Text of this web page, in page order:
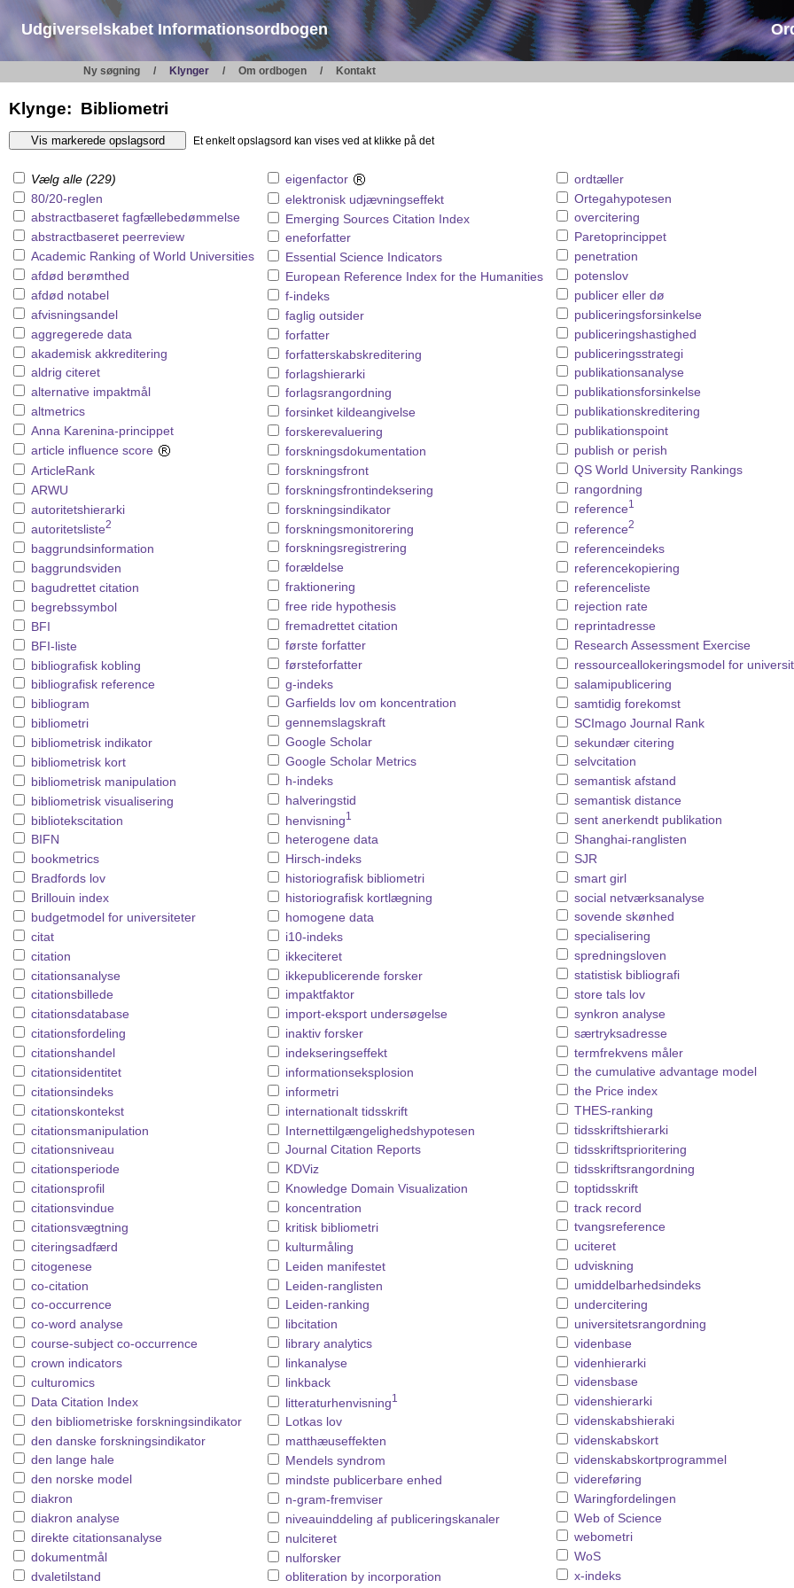
Udgiverselskabet Informationsordbogen
Ny søgning Klynger Om ordbogen Kontakt
Klynge: Bibliometri
Et enkelt opslagsord kan vises ved at klikke på det
Vælg alle (229)
80/20-reglen
abstractbaseret fagfællebedømmelse
abstractbaseret peerreview
Academic Ranking of World Universities
afdød berømthed
afdød notabel
afvisningsandel
aggregerede data
akademisk akkreditering
aldrig citeret
alternative impaktmål
altmetrics
Anna Karenina-princippet
article influence score
ArticleRank
ARWU
autoritetshierarki
autoritetsliste2
baggrundsinformation
baggrundsviden
bagudrettet citation
begrebssymbol
BFI
BFI-liste
bibliografisk kobling
bibliografisk reference
bibliogram
bibliometri
bibliometrisk indikator
bibliometrisk kort
bibliometrisk manipulation
bibliometrisk visualisering
bibliotekscitation
BIFN
bookmetrics
Bradfords lov
Brillouin index
budgetmodel for universiteter
citat
citation
citationsanalyse
citationsbillede
citationsdatabase
citationsfordeling
citationshandel
citationsidentitet
citationsindeks
citationskontekst
citationsmanipulation
citationsniveau
citationsperiode
citationsprofil
citationsvindue
citationsvægtning
citeringsadfærd
citogenese
co-citation
co-occurrence
co-word analyse
course-subject co-occurrence
crown indicators
culturomics
Data Citation Index
den bibliometriske forskningsindikator
den danske forskningsindikator
den lange hale
den norske model
diakron
diakron analyse
direkte citationsanalyse
dokumentmål
dvaletilstand
eigenfactor
elektronisk udjævningseffekt
Emerging Sources Citation Index
eneforfatter
Essential Science Indicators
European Reference Index for the Humanities
f-indeks
faglig outsider
forfatter
forfatterskabskreditering
forlagshierarki
forlagsrangordning
forsinket kildeangivelse
forskerevaluering
forskningsdokumentation
forskningsfront
forskningsfrontindeksering
forskningsindikator
forskningsmonitorering
forskningsregistrering
forældelse
fraktionering
free ride hypothesis
fremadrettet citation
første forfatter
førsteforfatter
g-indeks
Garfields lov om koncentration
gennemslagskraft
Google Scholar
Google Scholar Metrics
h-indeks
halveringstid
henvisning1
heterogene data
Hirsch-indeks
historiografisk bibliometri
historiografisk kortlægning
homogene data
i10-indeks
ikkeciteret
ikkepublicerende forsker
impaktfaktor
import-eksport undersøgelse
inaktiv forsker
indekseringseffekt
informationseksplosion
informetri
internationalt tidsskrift
Internettilgængelighedshypotesen
Journal Citation Reports
KDViz
Knowledge Domain Visualization
koncentration
kritisk bibliometri
kulturmåling
Leiden manifestet
Leiden-ranglisten
Leiden-ranking
libcitation
library analytics
linkanalyse
linkback
litteraturhenvisning1
Lotkas lov
matthæuseffekten
Mendels syndrom
mindste publicerbare enhed
n-gram-fremviser
niveauinddeling af publiceringskanaler
nulciteret
nulforsker
obliteration by incorporation
ordtæller
Ortegahypotesen
overcitering
Paretoprincippet
penetration
potenslov
publicer eller dø
publiceringsforsinkelse
publiceringshastighed
publiceringsstrategi
publikationsanalyse
publikationsforsinkelse
publikationskreditering
publikationspoint
publish or perish
QS World University Rankings
rangordning
reference1
reference2
referenceindeks
referencekopiering
referenceliste
rejection rate
reprintadresse
Research Assessment Exercise
ressourceallokeringsmodel for
salamipublicering
samtidig forekomst
SCImago Journal Rank
sekundær citering
selvcitation
semantisk afstand
semantisk distance
sent anerkendt publikation
Shanghai-ranglisten
SJR
smart girl
social netværksanalyse
sovende skønhed
specialisering
spredningsloven
statistisk bibliografi
store tals lov
synkron analyse
særtryksadresse
termfrekvens måler
the cumulative advantage model
the Price index
THES-ranking
tidsskriftshierarki
tidsskriftsprioritering
tidsskriftsrangordning
toptidsskrift
track record
tvangsreference
uciteret
udviskning
umiddelbarhedsindeks
undercitering
universitetsrangordning
videnbase
videnhierarki
vidensbase
videnshierarki
videnskabshieraki
videnskabskort
videnskabskortprogrammel
videreføring
Waringfordelingen
Web of Science
webometri
WoS
x-indeks